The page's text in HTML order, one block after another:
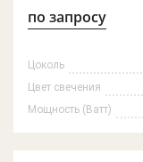
по запросу
Цоколь
Цвет свечения
Мощность (Ватт)